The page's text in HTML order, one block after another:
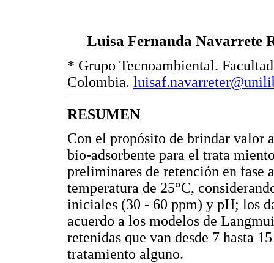
Luisa Fernanda Navarrete
* Grupo Tecnoambiental.
Colombia.
RESUMEN
Con el propósito de brindar valor
bio-adsorbente para el trata
preliminares de retención en fase
temperatura de 25°C,
iniciales (30 - 60 ppm) y pH; los
acuerdo a los modelos de
retenidas que van desde 7 hasta
tratamiento alguno.